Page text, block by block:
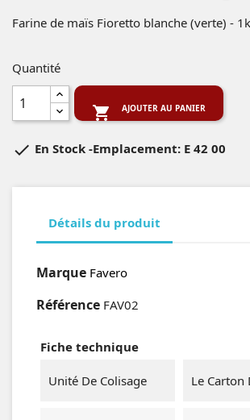
Farine de maïs Fioretto blanche (verte) -
Quantité
 AJOUTER AU PANIER
 En Stock -Emplacement: E 42 00
Détails du produit
Marque Favero
Référence FAV02
Fiche technique
Unité De Colisage Le Carton